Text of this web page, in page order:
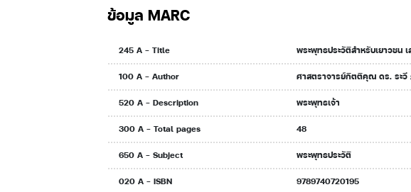
ข้อมูล MARC
245 A - Title พระพุทธประวัติสำหรับเยาวชน
100 A - Author ศาสตราจารย์กิตติคุณ ดร. ระวี
520 A - Description พระพุทธเจ้า
300 A - Total pages 48
650 A - Subject พระพุทธประวัติ
020 A - ISBN 9789740720195